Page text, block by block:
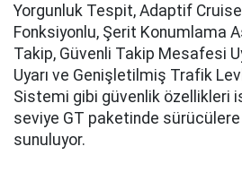
Yorgunluk Tespit, Adaptif
Fonksiyonlu, Şerit Konumlama
Takip, Güvenli Takip Mesafesi
Uyarı ve Genişletilmiş Trafik
Sistemi gibi güvenlik özellikleri
seviye GT paketinde
sunuluyor.